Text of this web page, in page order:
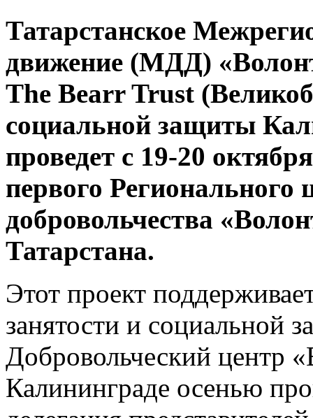
Татарстанское
движение (МДД)
The Bearr Trust
социальной защиты
проведет с 19-20
первого Регионального
добровольчества
Татарстана.
Этот проект
занятости и
Добровольческий центр
Калининграде осенью